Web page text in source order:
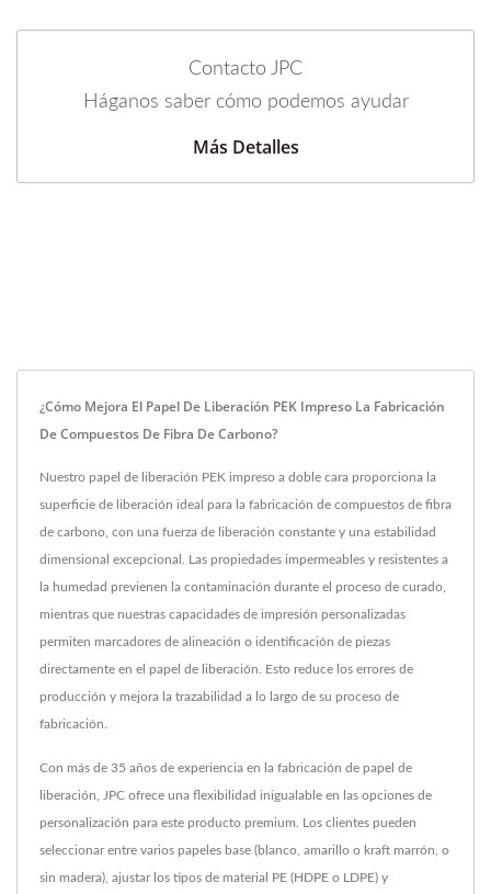
Contacto JPC
Háganos saber cómo podemos ayudar
Más Detalles
¿Cómo Mejora El Papel De Liberación PEK Impreso La Fabricación
De Compuestos De Fibra De Carbono?
Nuestro papel de liberación PEK impreso a doble cara proporciona la
superficie de liberación ideal para la fabricación de compuestos de fibra
de carbono, con una fuerza de liberación constante y una estabilidad
dimensional excepcional. Las propiedades impermeables y resistentes a
la humedad previenen la contaminación durante el proceso de curado,
mientras que nuestras capacidades de impresión personalizadas
permiten marcadores de alineación o identificación de piezas
directamente en el papel de liberación. Esto reduce los errores de
producción y mejora la trazabilidad a lo largo de su proceso de
fabricación.
Con más de 35 años de experiencia en la fabricación de papel de
liberación, JPC ofrece una flexibilidad inigualable en las opciones de
personalización para este producto premium. Los clientes pueden
seleccionar entre varios papeles base (blanco, amarillo o kraft marrón, o
sin madera), ajustar los tipos de material PE (HDPE o LDPE) y